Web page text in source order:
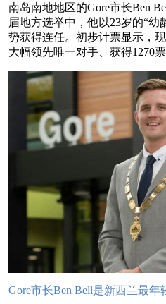
南岛南地地区的Gore市长Ben
届地方选举中，他以23岁的“
势获得连任。初步计票显示，
大幅领先唯一对手、获得1270
Gore市长Ben Bell是新西兰最年